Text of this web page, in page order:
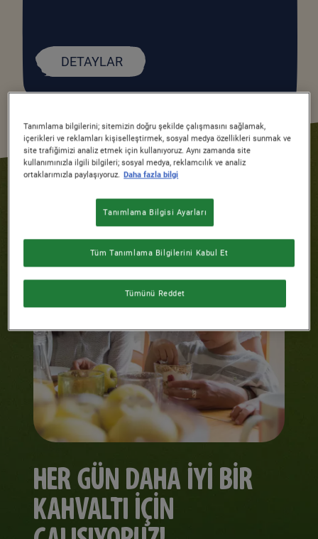
DETAYLAR
HER GÜN DAHA İYI BIR
KAHVALTI İÇIN
Tanımlama bilgilerini; sitemizin doğru şekilde çalışmasını sağlamak,
içerikleri ve reklamları kişiselleştirmek, sosyal medya özellikleri sunmak ve
site trafiğimizi analiz etmek için kullanıyoruz. Aynı zamanda site
kullanımınızla ilgili bilgileri; sosyal medya, reklamcılık ve analiz
ortaklarımızla paylaşıyoruz. Daha fazla bilgi
Tanımlama Bilgisi Ayarları
Tümünü Reddet
Tüm Tanımlama Bilgilerini Kabul Et